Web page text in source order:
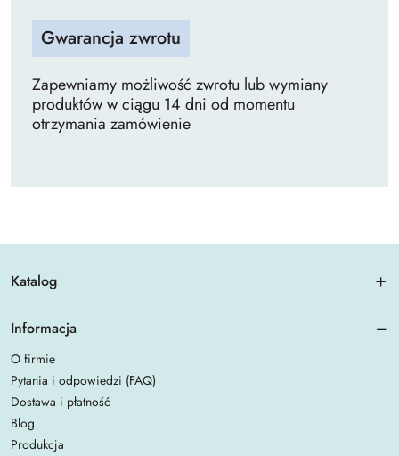
Gwarancja zwrotu
Zapewniamy możliwość zwrotu lub wymiany
produktów w ciągu 14 dni od momentu
otrzymania zamówienie
Katalog
Informacja
O firmie
Pytania i odpowiedzi (FAQ)
Dostawa i płatność
Blog
Produkcja